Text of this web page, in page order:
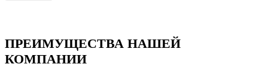
ПРЕИМУЩЕСТВА НАШЕЙ
КОМПАНИИ